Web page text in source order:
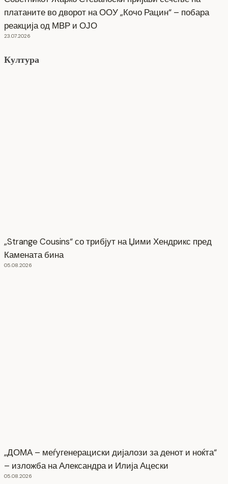
платаните во дворот на ООУ „Кочо Рацин“ – побара
реакција од МВР и ОЈО
23.07.2026
Култура
„Strange Cousins“ со трибјут на Џими Хендрикс пред
Камената бина
05.08.2026
„ДОМА – меѓугенерациски дијалози за денот и ноќта“
– изложба на Александра и Илија Ацески
05.08.2026